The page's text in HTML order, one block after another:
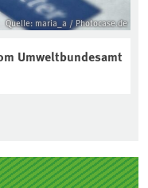
Quelle: maria_a / Photocase.de
Umweltbundesamt